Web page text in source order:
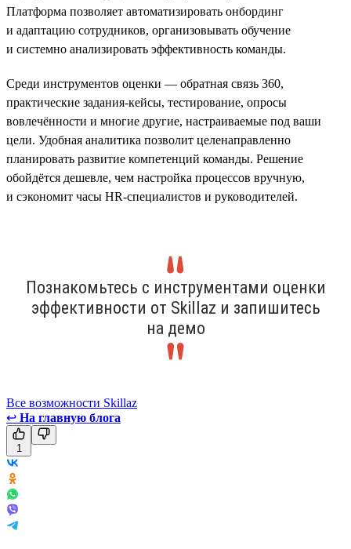
Платформа позволяет автоматизировать онбординг
и адаптацию сотрудников, организовывать обучение
и системно анализировать эффективность команды.
Среди инструментов оценки — обратная связь 360,
практические задания-кейсы, тестирование, опросы
вовлечённости и многие другие, настраиваемые под ваши
цели. Удобная аналитика позволит целенаправленно
планировать развитие компетенций команды. Решение
обойдётся дешевле, чем настройка процессов вручную,
и сэкономит часы HR-специалистов и руководителей.
Познакомьтесь с инструментами оценки
эффективности от Skillaz и запишитесь
на демо
Все возможности Skillaz
↩ На главную блога
1